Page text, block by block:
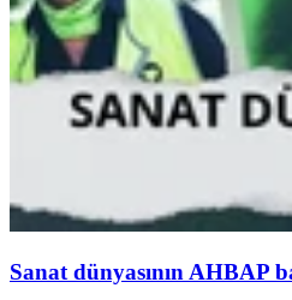
Sanat dünyasının AHBAP